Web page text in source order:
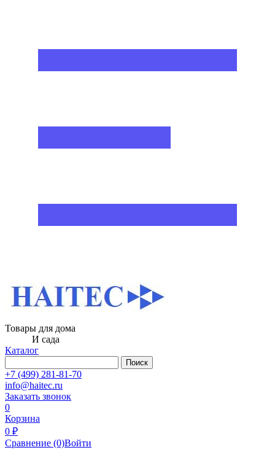
Товары для дома
И сада
Каталог
Поиск
+7 (499) 281-81-70
info@haitec.ru
Заказать звонок
0
Корзина
0 ₽
Сравнение (0)Войти